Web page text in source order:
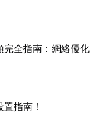
完全指南：網絡優化
指南！